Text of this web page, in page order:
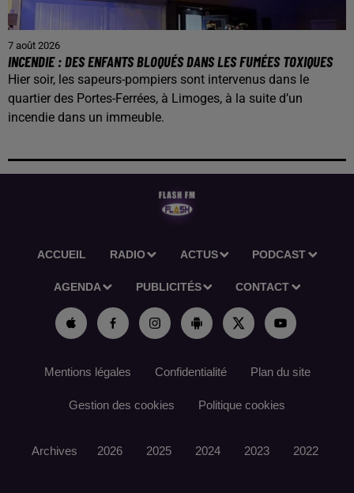
7 août 2026
INCENDIE : DES ENFANTS BLOQUÉS DANS LES FUMÉES TOXIQUES
Hier soir, les sapeurs-pompiers sont intervenus dans le
quartier des Portes-Ferrées, à Limoges, à la suite d’un
incendie dans un immeuble.
ACCUEIL RADIO ACTUS PODCAST
AGENDA PUBLICITÉS CONTACT
Mentions légales Confidentialité Plan du site
Gestion des cookies Politique cookies
Archives 2026 2025 2024 2023 2022